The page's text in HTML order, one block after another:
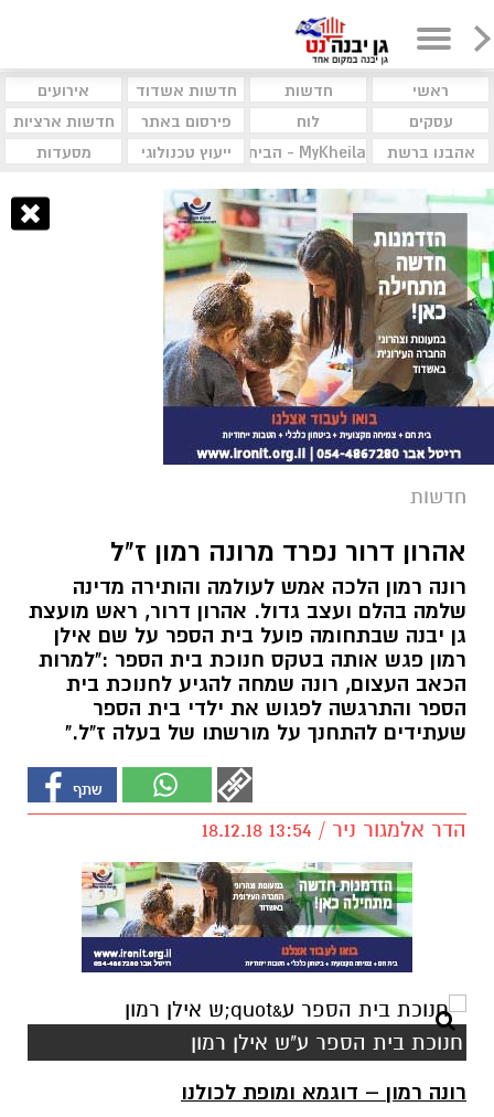
ראשי חדשות חדשות אשדוד
אירועים
עסקים
לוח פירסום באתר
חדשות ארציות
אהבנו ברשת
MyKheila - הבית לעסקים וקהילות ייעוץ טכנולוגי מסעדות
חדשות
אהרון דרור נפרד מרונה רמון ז"ל
רונה רמון הלכה אמש לעולמה והותירה מדינה
שלמה בהלם ועצב גדול. אהרון דרור, ראש מועצת
גן יבנה שבתחומה פועל בית הספר על שם אילן
רמון פגש אותה בטקס חנוכת בית הספר :"למרות
הכאב העצום, רונה שמחה להגיע לחנוכת בית
הספר והתרגשה לפגוש את ילדי בית הספר
שעתידים להתחנך על מורשתו של בעלה ז"ל."
הדר אלמגור ניר / 13:54 18.12.18
חנוכת בית הספר ע"ש אילן רמון
רונה רמון – דוגמא ומופת לכולנו